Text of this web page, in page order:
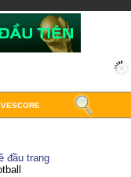
đầu trang